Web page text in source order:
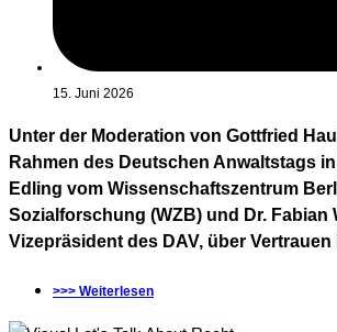
15. Juni 2026
Unter der Moderation von Gottfried
Rahmen des Deutschen Anwaltstags
Edling vom Wissenschaftszentrum
Sozialforschung (WZB) und Dr. Fabian
Vizepräsident des DAV, über Vertrauen
>>> Weiterlesen